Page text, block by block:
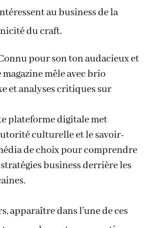
au business de la
du craft.
pour son ton audacieux et
mêle avec brio
et analyses critiques sur
plateforme digitale met
culturelle et le savoir-
de choix pour comprendre
stratégies business derrière les
apparaître dans l’une de ces